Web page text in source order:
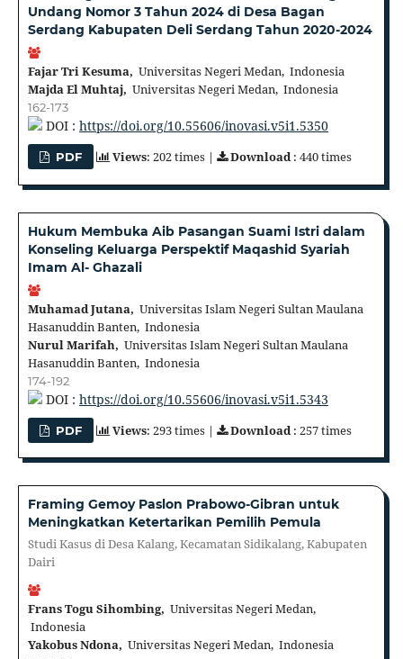
Undang Nomor 3 Tahun 2024 di Desa Bagan
Serdang Kabupaten Deli Serdang Tahun 2020-2024
Fajar Tri Kesuma, Universitas Negeri Medan, Indonesia
Majda El Muhtaj, Universitas Negeri Medan, Indonesia
162-173
DOI : https://doi.org/10.55606/inovasi.v5i1.5350
PDF Views: 202 times | Download: 440 times
Hukum Membuka Aib Pasangan Suami Istri dalam
Konseling Keluarga Perspektif Maqashid Syariah
Imam Al- Ghazali
Muhamad Jutana, Universitas Islam Negeri Sultan Maulana
Hasanuddin Banten, Indonesia
Nurul Marifah, Universitas Islam Negeri Sultan Maulana
Hasanuddin Banten, Indonesia
174-192
DOI : https://doi.org/10.55606/inovasi.v5i1.5343
PDF Views: 293 times | Download: 257 times
Framing Gemoy Paslon Prabowo-Gibran untuk
Meningkatkan Ketertarikan Pemilih Pemula
Studi Kasus di Desa Kalang, Kecamatan Sidikalang, Kabupaten
Dairi
Frans Togu Sihombing, Universitas Negeri Medan,
Indonesia
Yakobus Ndona, Universitas Negeri Medan, Indonesia